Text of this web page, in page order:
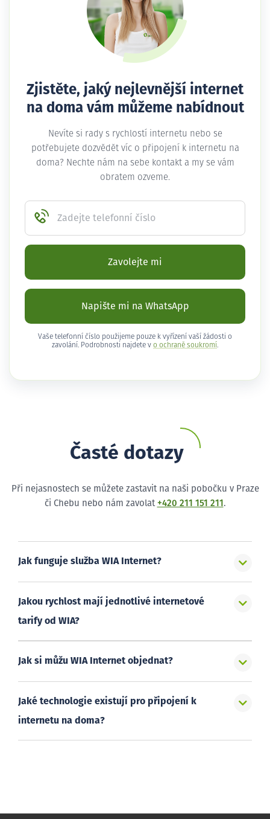
Zjistěte, jaký nejlevnější internet
na doma vám můžeme nabídnout
Nevíte si rady s rychlostí internetu nebo se
potřebujete dozvědět víc o připojení k internetu na
doma? Nechte nám na sebe kontakt a my se vám
obratem ozveme.
Zadejte telefonní číslo
Zavolejte mi
Napište mi na WhatsApp
Vaše telefonní číslo použijeme pouze k vyřízení vaší žádosti o
zavolání. Podrobnosti najdete v o ochraně soukromí .
Časté dotazy
Při nejasnostech se můžete zastavit na naši pobočku v Praze
či Chebu nebo nám zavolat +420 211 151 211 .
Jak funguje služba WIA Internet?
Jakou rychlost mají jednotlivé internetové
tarify od WIA?
Jak si můžu WIA Internet objednat?
Jaké technologie existují pro připojení k
internetu na doma?